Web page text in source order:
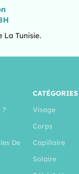
La Tunisie.
?
De
CATÉGORIES
Visage
Corps
Capillaire
Solaire